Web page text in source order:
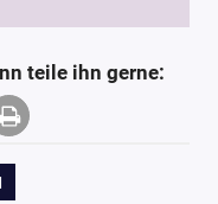
teile ihn gerne: